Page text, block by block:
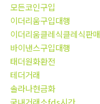
모든코인구입
이더리움구입대행
이더리움클레식클레식판매
바이낸스구입대행
태더원화환전
테더거래
솔라나현금화